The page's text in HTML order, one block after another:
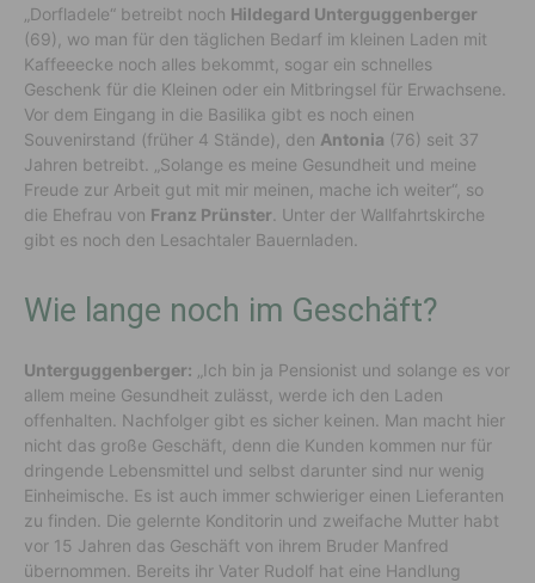
„Dorfladele“ betreibt noch Hildegard Unterguggenberger
(69), wo man für den täglichen Bedarf im kleinen Laden mit
Kaffeeecke noch alles bekommt, sogar ein schnelles
Geschenk für die Kleinen oder ein Mitbringsel für Erwachsene.
Vor dem Eingang in die Basilika gibt es noch einen
Souvenirstand (früher 4 Stände), den Antonia (76) seit 37
Jahren betreibt. „Solange es meine Gesundheit und meine
Freude zur Arbeit gut mit mir meinen, mache ich weiter“, so
die Ehefrau von Franz Prünster . Unter der Wallfahrtskirche
gibt es noch den Lesachtaler Bauernladen.
Wie lange noch im Geschäft?
Unterguggenberger: „Ich bin ja Pensionist und solange es vor
allem meine Gesundheit zulässt, werde ich den Laden
offenhalten. Nachfolger gibt es sicher keinen. Man macht hier
nicht das große Geschäft, denn die Kunden kommen nur für
dringende Lebensmittel und selbst darunter sind nur wenig
Einheimische. Es ist auch immer schwieriger einen Lieferanten
zu finden. Die gelernte Konditorin und zweifache Mutter habt
vor 15 Jahren das Geschäft von ihrem Bruder Manfred
übernommen. Bereits ihr Vater Rudolf hat eine Handlung